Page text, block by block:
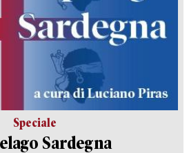
Speciale
Sardegna